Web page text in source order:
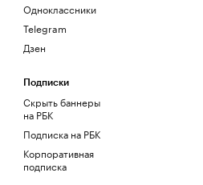
Одноклассники
Telegram
Дзен
Подписки
Скрыть баннеры
на РБК
Подписка на РБК
Корпоративная
подписка